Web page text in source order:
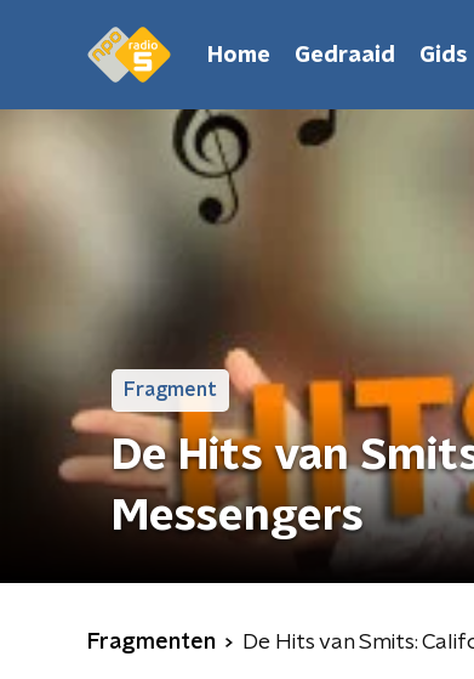
Home Gedraaid Gids
Fragment
De Hits van
Messengers
Fragmenten De Hits van Smits: